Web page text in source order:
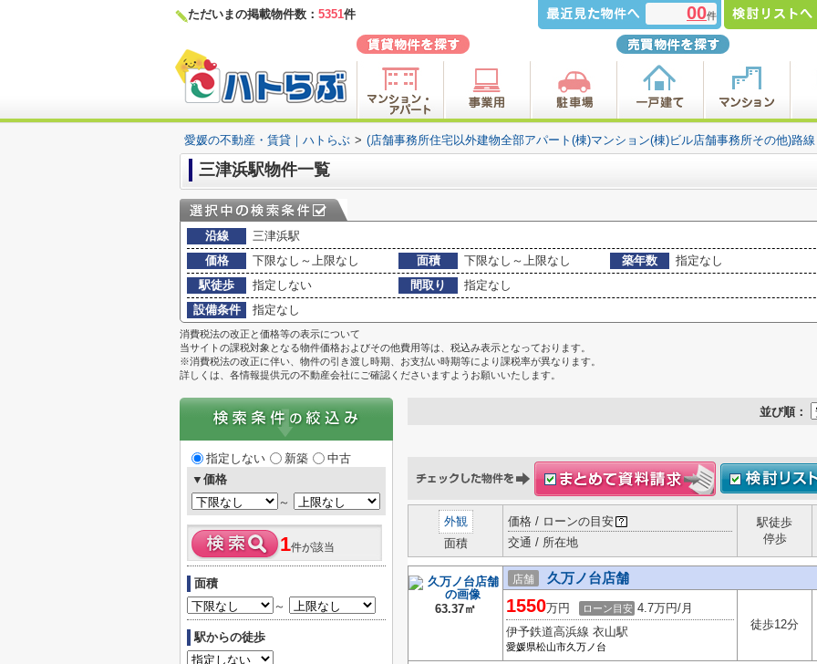
ただいまの掲載物件数： 5351件 00件
愛媛の不動産・賃貸｜ハトらぶ > (店舗事務所住宅以外建物全部アパート(棟)マンション(棟)ビル店舗事務所その他)路
三津浜駅物件一覧
沿線
三津浜駅
価格
下限なし～上限なし 面積 下限なし～上限なし 築年数
指定なし
駅徒歩
指定しない 間取り
指定なし
設備条件
指定なし
消費税法の改正と価格等の表示について
当サイトの課税対象となる物件価格およびその他費用等は、税込み表示となっております。
※消費税法の改正に伴い、物件の引き渡し時期、お支払い時期等により課税率が異なります。
詳しくは、各情報提供元の不動産会社にご確認くださいますようお願いいたします。
並び順：
外観
面積
価格 / ローンの目安
交通 / 所在地
駅徒歩
停歩
63.37㎡
店舗 久万ノ台店舗
1550万円 ローン目安 4.7万円/月
伊予鉄道高浜線 衣山駅
愛媛県松山市久万ノ台
徒歩12分
指定しない 新築
中古
▼価格
～
1件が該当
面積
～
駅からの徒歩